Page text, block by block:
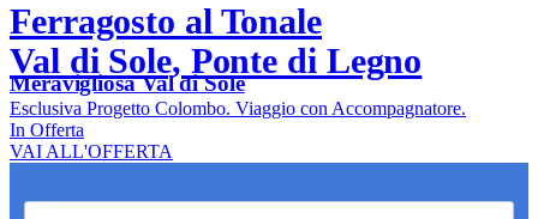
Ferragosto al Tonale
Val di Sole, Ponte di Legno
Meravigliosa Val di Sole
Esclusiva Progetto Colombo. Viaggio con Accompagnatore.
In Offerta
VAI ALL'OFFERTA